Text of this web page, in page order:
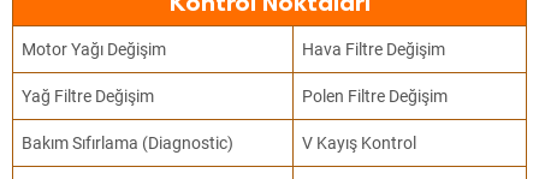
Motor Yağı Değişim Hava Filtre Değişim
Yağ Filtre Değişim Polen Filtre Değişim
Bakım Sıfırlama (Diagnostic) V Kayış Kontrol